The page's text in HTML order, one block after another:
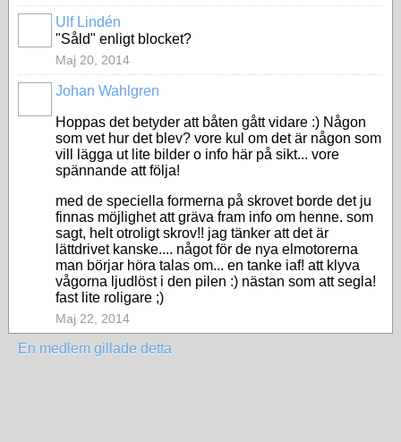
Ulf Lindén
"Såld" enligt blocket?
Maj 20, 2014
Johan Wahlgren
Hoppas det betyder att båten gått vidare :) Någon
som vet hur det blev? vore kul om det är någon som
vill lägga ut lite bilder o info här på sikt... vore
spännande att följa!
med de speciella formerna på skrovet borde det ju
finnas möjlighet att gräva fram info om henne. som
sagt, helt otroligt skrov!! jag tänker att det är
lättdrivet kanske.... något för de nya elmotorerna
man börjar höra talas om... en tanke iaf! att klyva
vågorna ljudlöst i den pilen :) nästan som att segla!
fast lite roligare ;)
Maj 22, 2014
En medlem gillade detta